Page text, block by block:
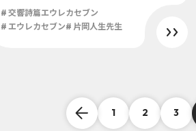
ブン』20周年記念したPOP
UP SHOP開催決定！アパレ
レーション！
# 交響詩篇エウレカセブン
# エウレカセブン# 片岡人生先生
1 2 3